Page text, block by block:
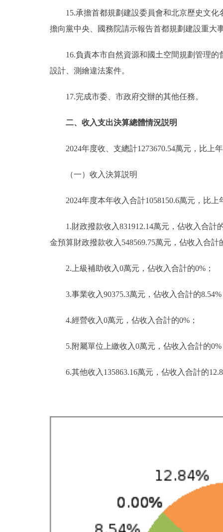
15.承擔首都規劃建設委員會和北京歷史文
擔向黨中央、國務院請示報告首都規劃建設重大
16.負責本市自然資源和國土空間規劃管理
設計、測繪違法案件。
17.完成市委、市政府交辦的其他任務。
二、收入支出決算總體情況説明
2024年度收、支總計1273670.54萬元，比上
（一）收入決算説明
2024年度本年收入合計1058150.6萬元，比上
1.財政撥款收入831912.14萬元，佔收入合計
金預算財政撥款收入548569.75萬元，佔收入合
2.上級補助收入0萬元，佔收入合計的0%；
3.事業收入90375.3萬元，佔收入合計的
4.經營收入0萬元，佔收入合計的0%；
5.附屬單位上繳收入0萬元，佔收入合計的
6.其他收入135863.16萬元，佔收入合計的